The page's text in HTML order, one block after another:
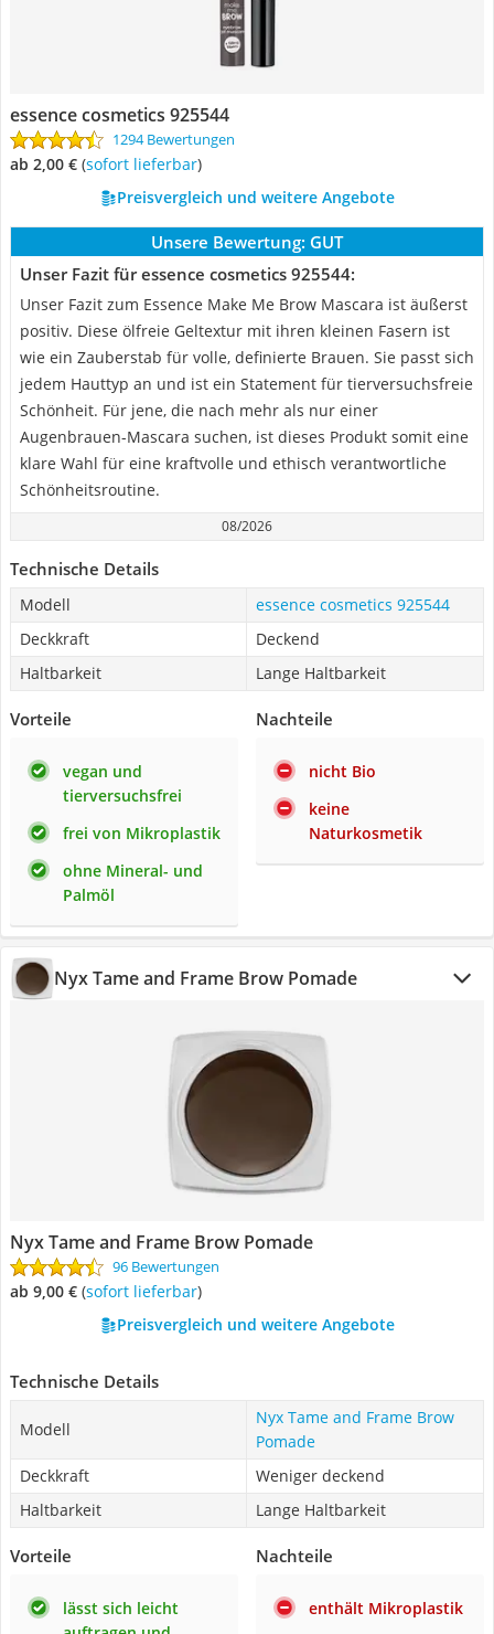
essence cosmetics 925544
1294 Bewertungen
ab 2,00 € ( Sofort lieferbar)
Preisvergleich und weitere Angebote
Unsere Bewertung: GUT
Unser Fazit für essence cosmetics 925544:
Unser Fazit zum Essence Make Me Brow Mascara ist äußerst
positiv. Diese ölfreie Geltextur mit ihren kleinen Fasern ist
wie ein Zauberstab für volle, definierte Brauen. Sie passt sich
jedem Hauttyp an und ist ein Statement für tierversuchsfreie
Schönheit. Für jene, die nach mehr als nur einer
Augenbrauen-Mascara suchen, ist dieses Produkt somit eine
klare Wahl für eine kraftvolle und ethisch verantwortliche
Schönheitsroutine.
08/2026
Technische Details
Modell
essence cosmetics 925544
Deckkraft
Deckend
Haltbarkeit
Lange Haltbarkeit
Vorteile
vegan und
tierversuchsfrei
frei von Mikroplastik
ohne Mineral- und
Palmöl
Nachteile
nicht Bio
keine
Naturkosmetik
Nyx Tame and Frame Brow Pomade
Nyx Tame and Frame Brow Pomade
96 Bewertungen
ab 9,00 € ( Sofort lieferbar)
Preisvergleich und weitere Angebote
Technische Details
Modell
Nyx Tame and Frame Brow
Pomade
Deckkraft
Weniger deckend
Haltbarkeit
Lange Haltbarkeit
Vorteile
lässt sich leicht
Nachteile
enthält Mikroplastik